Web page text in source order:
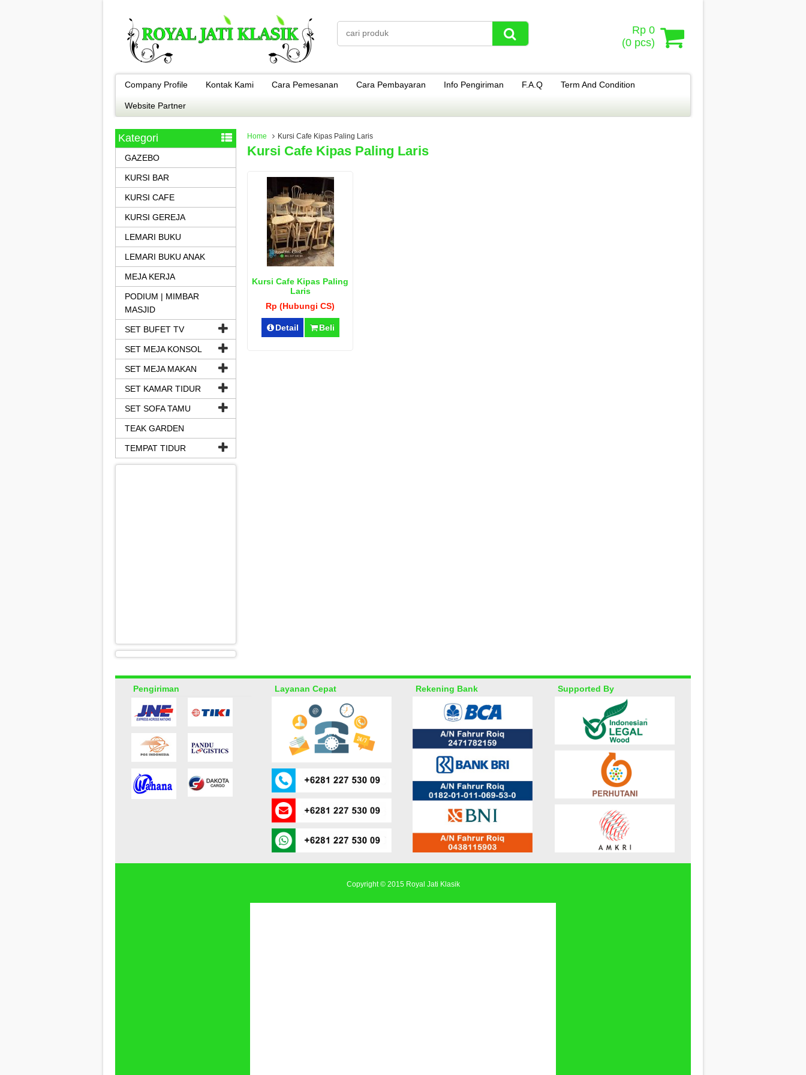
Rp 0
(0 pcs)
Company Profile Kontak Kami Cara Pemesanan Cara Pembayaran Info Pengiriman F.A.Q Term And Condition
Website Partner
Home Kursi Cafe Kipas Paling Laris
Kursi Cafe Kipas Paling Laris
Kursi Cafe Kipas Paling
Laris
Rp (Hubungi CS)
Detail Beli
Kategori
GAZEBO
KURSI BAR
KURSI CAFE
KURSI GEREJA
LEMARI BUKU
LEMARI BUKU ANAK
MEJA KERJA
PODIUM | MIMBAR
MASJID
SET BUFET TV
SET MEJA KONSOL
SET MEJA MAKAN
SET KAMAR TIDUR
SET SOFA TAMU
TEAK GARDEN
TEMPAT TIDUR
Pengiriman Layanan Cepat Rekening Bank Supported By
Copyright © 2015 Royal Jati Klasik